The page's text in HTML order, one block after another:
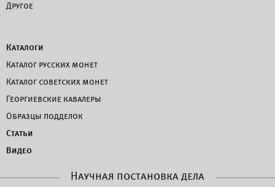
Другое
Каталоги
Каталог русских монет
Каталог советских монет
Георгиевские кавалеры
Образцы подделок
Статьи
Видео
Научная постановка дела